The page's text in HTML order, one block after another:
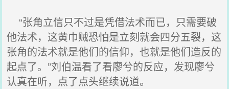
“张角立信只不过是凭借法术而已，只需要破
他法术，这黄巾贼恐怕是立刻就会四分五裂，这
张角的法术就是他们的信仰，也就是他们造反的
起点了。”刘伯温看了看廖兮的反应，发现廖兮
认真在听，点了点头继续说道。